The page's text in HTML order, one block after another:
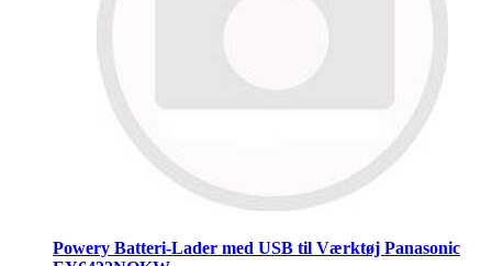
Powery Batteri-Lader med USB til Værktøj Panasonic